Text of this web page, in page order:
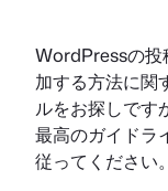
WordPressの投
加する方法に関
ルをお探しです
最高のガイドラ
従ってください。